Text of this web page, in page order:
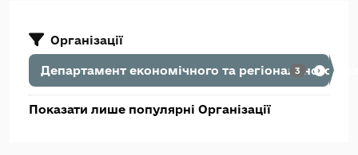
Організації
Департамент економічного та регіонального
3
Показати лише популярні Організації